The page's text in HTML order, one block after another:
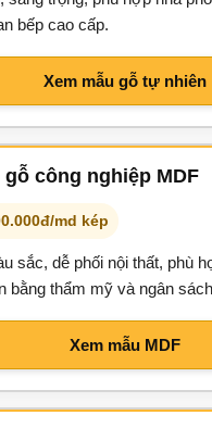
bếp cao cấp.
Xem mẫu gỗ tự nhiên
gỗ công nghiệp MDF
md kép
sắc, dễ phối nội thất, phù
bằng thẩm mỹ và ngân
Xem mẫu MDF